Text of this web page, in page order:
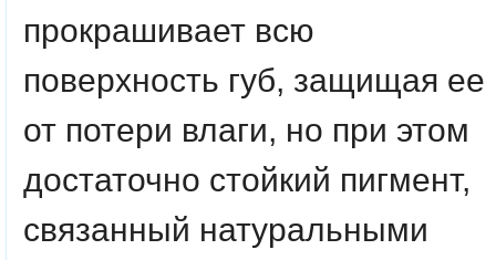
прокрашивает всю
поверхность губ, защищая ее
от потери влаги, но при этом
достаточно стойкий пигмент,
связанный натуральными